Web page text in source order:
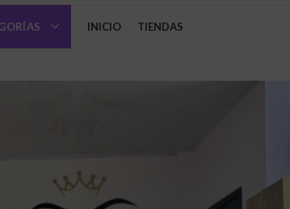
INICIO TIENDAS